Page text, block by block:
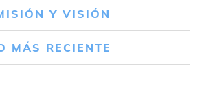
Y VISIÓN
MÁS RECIENTE